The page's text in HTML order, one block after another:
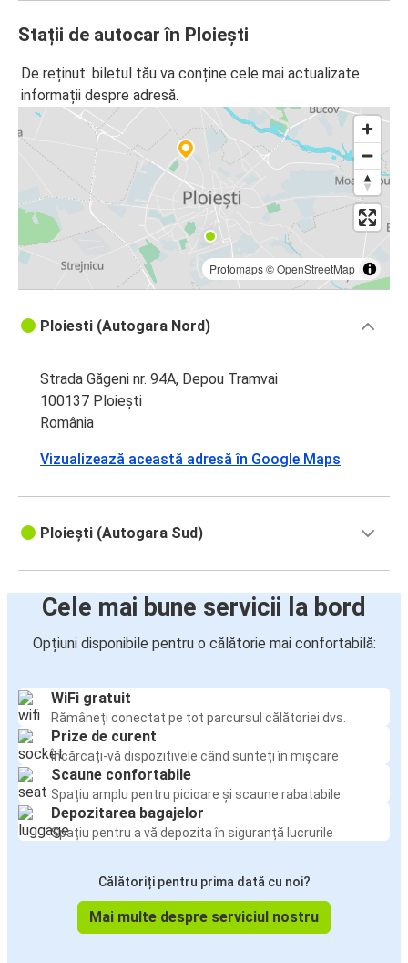
Stații de autocar în Ploiești
De reținut: biletul tău va conține cele mai actualizate
informații despre adresă.
Protomaps©OpenStreetMap
Ploiesti (Autogara Nord)
Strada Găgeni nr. 94A, Depou Tramvai
100137 Ploiești
România
Vizualizează această adresă în Google Maps
Ploiești (Autogara Sud)
Cele mai bune servicii la bord
Opțiuni disponibile pentru o călătorie mai confortabilă:
WiFi gratuit
Rămâneți conectat pe tot parcursul călătoriei dvs.
Prize de curent
Încărcați-vă dispozitivele când sunteți în mișcare
Scaune confortabile
Spațiu amplu pentru picioare și scaune rabatabile
Depozitarea bagajelor
Spațiu pentru a vă depozita în siguranță lucrurile
Călătoriți pentru prima dată cu noi?
Mai multe despre serviciul nostru